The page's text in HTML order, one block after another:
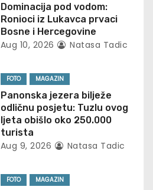
Dominacija pod vodom:
Ronioci iz Lukavca prvaci
Bosne i Hercegovine
Aug 10, 2026 Natasa Tadic
FOTO MAGAZIN
Panonska jezera bilježe
odličnu posjetu: Tuzlu ovog
ljeta obišlo oko 250.000
turista
Aug 9, 2026 Natasa Tadic
FOTO MAGAZIN